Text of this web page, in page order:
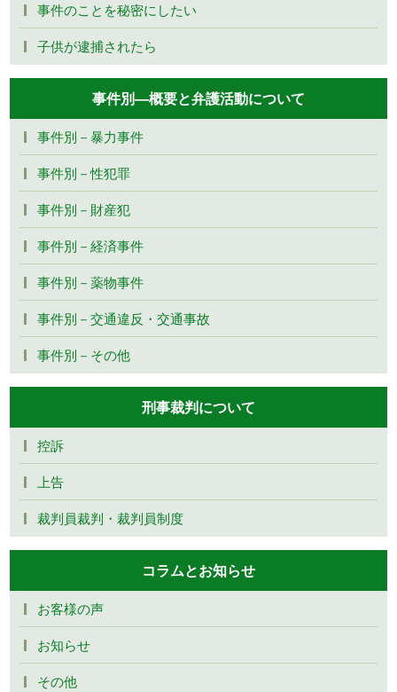
事件のことを秘密にしたい
子供が逮捕されたら
事件別―概要と弁護活動について
事件別－暴力事件
事件別－性犯罪
事件別－財産犯
事件別－経済事件
事件別－薬物事件
事件別－交通違反・交通事故
事件別－その他
刑事裁判について
控訴
上告
裁判員裁判・裁判員制度
コラムとお知らせ
お客様の声
お知らせ
その他